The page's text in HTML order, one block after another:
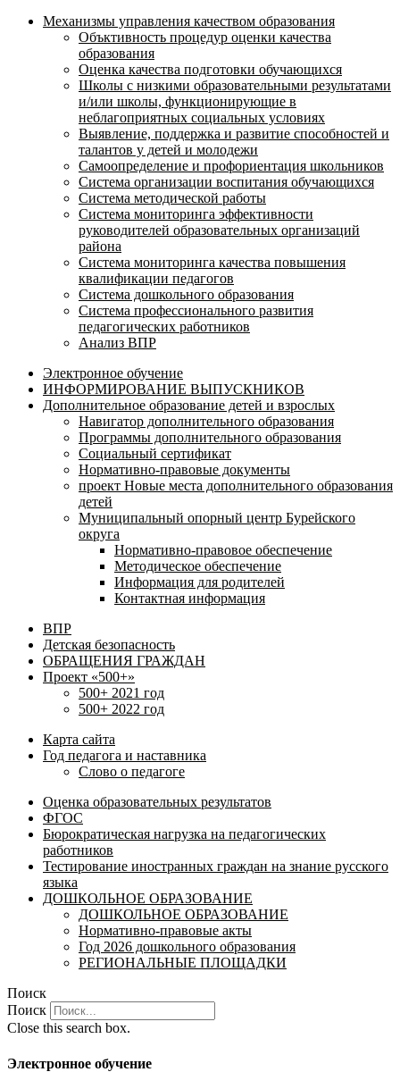
Механизмы управления качеством образования
Объктивность процедур оценки качества
образования
Оценка качества подготовки обучающихся
Школы с низкими образовательными результатами
и/или школы, функционирующие в
неблагоприятных социальных условиях
Выявление, поддержка и развитие способностей и
талантов у детей и молодежи
Самоопределение и профориентация школьников
Система организации воспитания обучающихся
Система методической работы
Система мониторинга эффективности
руководителей образовательных организаций
района
Система мониторинга качества повышения
квалификации педагогов
Система дошкольного образования
Система профессионального развития
педагогических работников
Анализ ВПР
Электронное обучение
ИНФОРМИРОВАНИЕ ВЫПУСКНИКОВ
Дополнительное образование детей и взрослых
Навигатор дополнительного образования
Программы дополнительного образования
Социальный сертификат
Нормативно-правовые документы
проект Новые места дополнительного образования
детей
Муниципальный опорный центр Бурейского
округа
Нормативно-правовое обеспечение
Методическое обеспечение
Информация для родителей
Контактная информация
ВПР
Детская безопасность
ОБРАЩЕНИЯ ГРАЖДАН
Проект «500+»
500+ 2021 год
500+ 2022 год
Карта сайта
Год педагога и наставника
Слово о педагоге
Оценка образовательных результатов
ФГОС
Бюрократическая нагрузка на педагогических
работников
Тестирование иностранных граждан на знание русского
языка
ДОШКОЛЬНОЕ ОБРАЗОВАНИЕ
ДОШКОЛЬНОЕ ОБРАЗОВАНИЕ
Нормативно-правовые акты
Год 2026 дошкольного образования
РЕГИОНАЛЬНЫЕ ПЛОЩАДКИ
Поиск
Поиск
Close this search box.
Электронное обучение